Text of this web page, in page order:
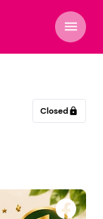
menu
Closed lock